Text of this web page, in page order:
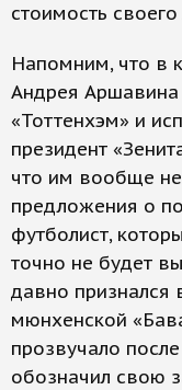
стоимость
Напомним, что в
Андрея Аршавина
«Тоттенхэм» и
президент
что им вообще
предложения о
футболист,
точно не будет
давно признался
мюнхенской
прозвучало
обозначил свою